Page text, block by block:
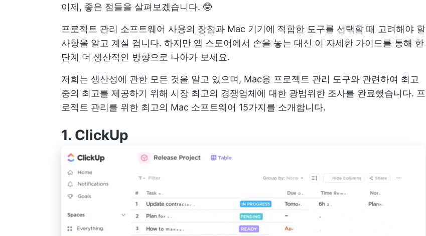
이제, 좋은 점들을 살펴보겠습니다. 🤓
프로젝트 관리 소프트웨어 사용의 장점과 Mac 기기에 적합한 도구를 선택할 때 고려해야 할
사항을 알고 계실 겁니다. 하지만 앱 스토어에서 손을 놓는 대신 이 자세한 가이드를 통해 한
단계 더 생산적인 방향으로 나아가 보세요.
저희는 생산성에 관한 모든 것을 알고 있으며, Mac용 프로젝트 관리 도구와 관련하여 최고
중의 최고를 제공하기 위해 시장 최고의 경쟁업체에 대한 광범위한 조사를 완료했습니다. 프
로젝트 관리를 위한 최고의 Mac 소프트웨어 15가지를 소개합니다.
1. ClickUp